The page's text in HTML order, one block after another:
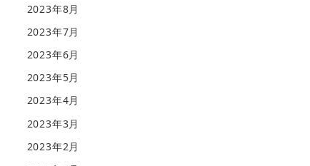
2023年8月
2023年7月
2023年6月
2023年5月
2023年4月
2023年3月
2023年2月